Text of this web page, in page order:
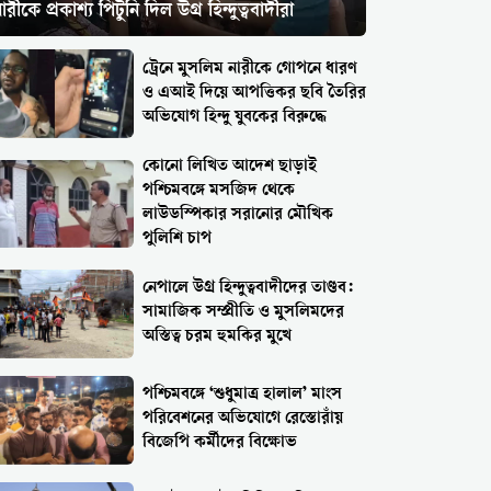
প্রকাশ্য পিটুনি দিল উগ্র হিন্দুত্ববাদীরা
ট্রেনে মুসলিম নারীকে গোপনে ধারণ
ও এআই দিয়ে আপত্তিকর ছবি তৈরির
অভিযোগ হিন্দু যুবকের বিরুদ্ধে
কোনো লিখিত আদেশ ছাড়াই
পশ্চিমবঙ্গে মসজিদ থেকে
লাউডস্পিকার সরানোর মৌখিক
পুলিশি চাপ
নেপালে উগ্র হিন্দুত্ববাদীদের তাণ্ডব:
সামাজিক সম্প্রীতি ও মুসলিমদের
অস্তিত্ব চরম হুমকির মুখে
পশ্চিমবঙ্গে ‘শুধুমাত্র হালাল’ মাংস
পরিবেশনের অভিযোগে রেস্তোরাঁয়
বিজেপি কর্মীদের বিক্ষোভ